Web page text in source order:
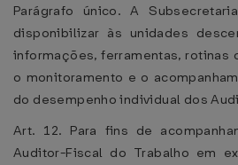
Parágrafo único. A
disponibilizar às unidades
informações, ferramentas, rotinas
o monitoramento e o
do desempenho individual dos
Art. 12. Para fins de
Auditor-Fiscal do Trabalho em